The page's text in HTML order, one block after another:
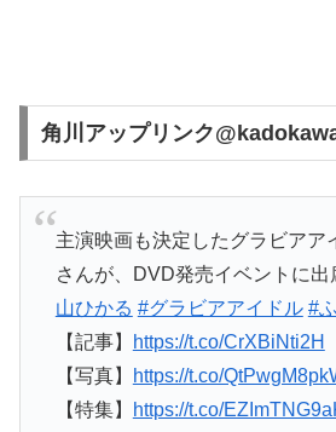
角川アップリンク
主演映画も決定したグラビアア
さんが、DVD発売イベントに出
山ひかる #グラビアアイドル #
【記事】
https://t.co/CrXBiNti2H
【写真】
https://t.co/
【特集】
https://t.co/